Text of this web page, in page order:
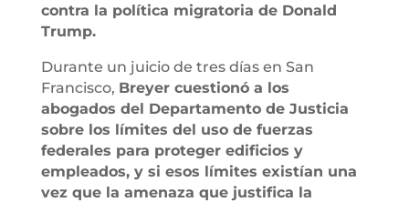
contra la política migratoria de Donald
Trump.
Durante un juicio de tres días en San
Francisco, Breyer cuestionó a los
abogados del Departamento de Justicia
sobre los límites del uso de fuerzas
federales para proteger edificios y
empleados, y si esos límites existían una
vez que la amenaza que justifica la